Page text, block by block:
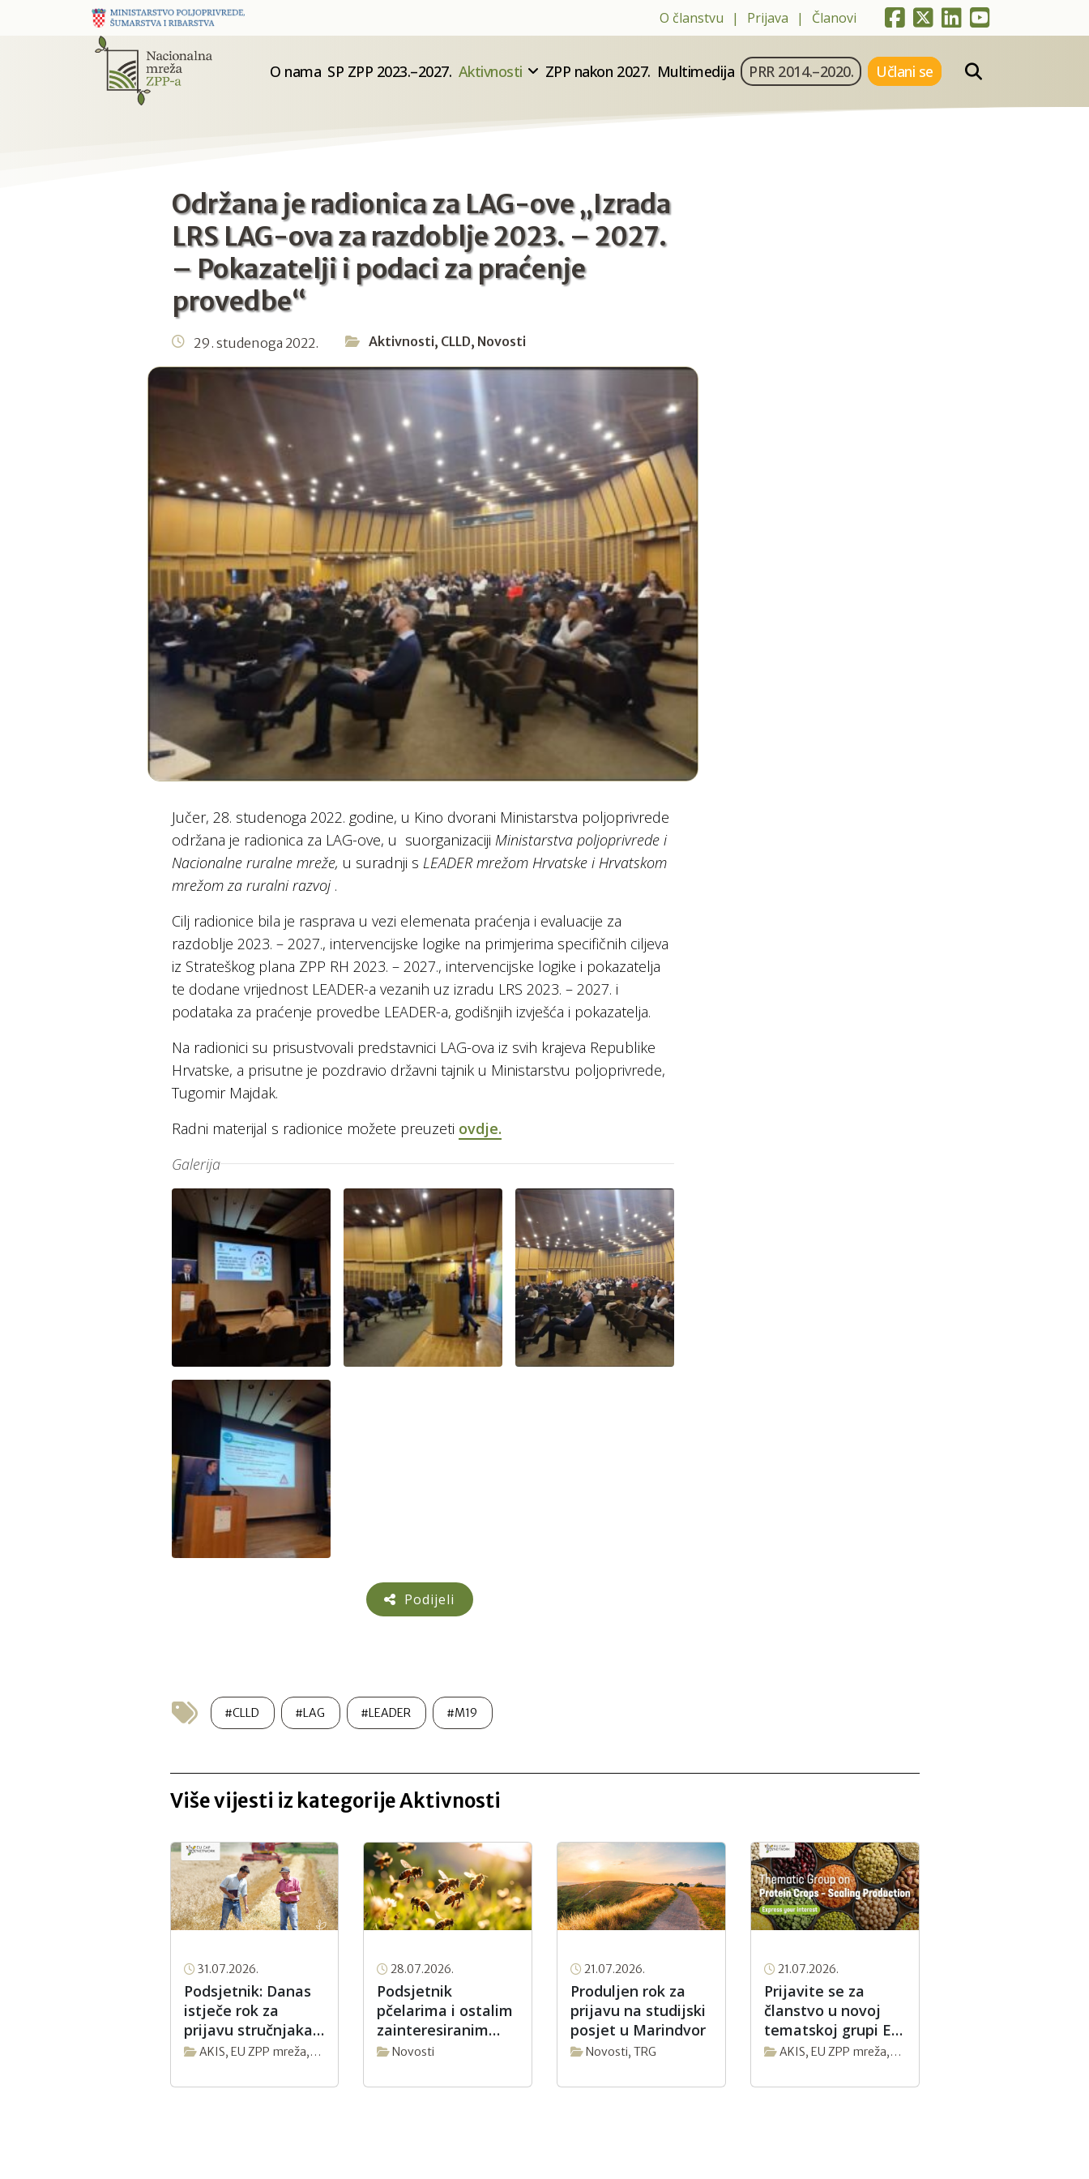
O članstvu Prijava Članovi
O nama SP ZPP 2023.–2027. Aktivnosti ZPP nakon 2027. Multimedija PRR 2014.–2020. Učlani se
Održana je radionica za LAG-ove „Izrada
LRS LAG-ova za razdoblje 2023. – 2027.
– Pokazatelji i podaci za praćenje
provedbe“
29. studenoga 2022. Aktivnosti, CLLD, Novosti
Jučer, 28. studenoga 2022. godine, u Kino dvorani Ministarstva poljoprivrede
održana je radionica za LAG-ove, u suorganizaciji Ministarstva poljoprivrede i
Nacionalne ruralne mreže, u suradnji s LEADER mrežom Hrvatske i Hrvatskom
mrežom za ruralni razvoj.
Cilj radionice bila je rasprava u vezi elemenata praćenja i evaluacije za
razdoblje 2023. – 2027., intervencijske logike na primjerima specifičnih ciljeva
iz Strateškog plana ZPP RH 2023. – 2027., intervencijske logike i pokazatelja
te dodane vrijednost LEADER-a vezanih uz izradu LRS 2023. – 2027. i
podataka za praćenje provedbe LEADER-a, godišnjih izvješća i pokazatelja.
Na radionici su prisustvovali predstavnici LAG-ova iz svih krajeva Republike
Hrvatske, a prisutne je pozdravio državni tajnik u Ministarstvu poljoprivrede,
Tugomir Majdak.
Radni materijal s radionice možete preuzeti ovdje.
Galerija
Podijeli
#CLLD #LAG #LEADER #M19
Više vijesti iz kategorije Aktivnosti
31.07.2026.
Podsjetnik: Danas
istječe rok za
prijavu stručnjaka
u tri nove fokus
Mreže
AKIS, EU ZPP mreža,
28.07.2026.
Podsjetnik
pčelarima i ostalim
zainteresiranim
korisnicima o
podnošenje
Novosti
21.07.2026.
Produljen rok za
prijavu na studijski
posjet u Marindvor
Novosti, TRG
21.07.2026.
Prijavite se za
članstvo u novoj
tematskoj grupi EU
ZPP Mreže
povećanje
AKIS, EU ZPP mreža,